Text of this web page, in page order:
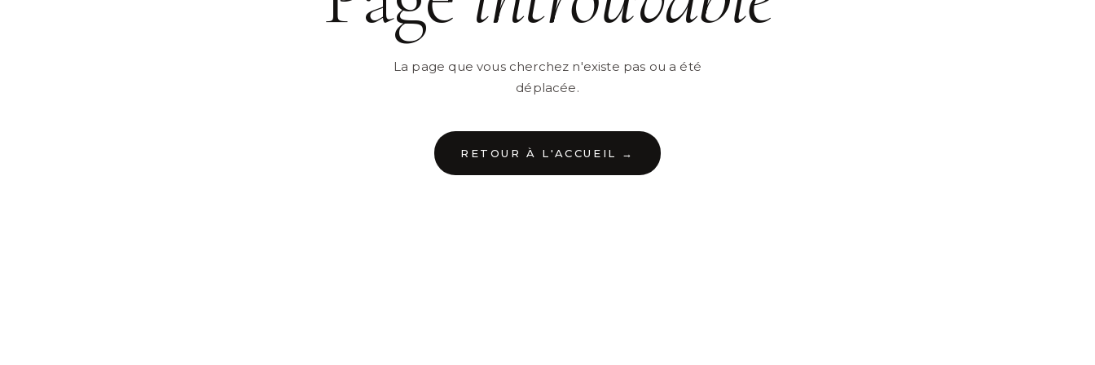
La page que vous cherchez n'existe pas ou a été
déplacée.
RETOUR À L'ACCUEIL →